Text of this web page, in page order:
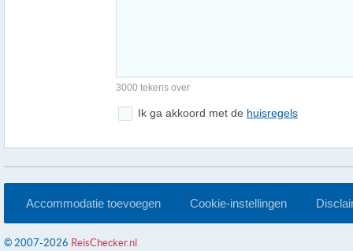
3000 tekens over
Ik ga akkoord met de huisregels
Accommodatie toevoegen Cookie-instellingen
© 2007-2026 ReisChecker.nl